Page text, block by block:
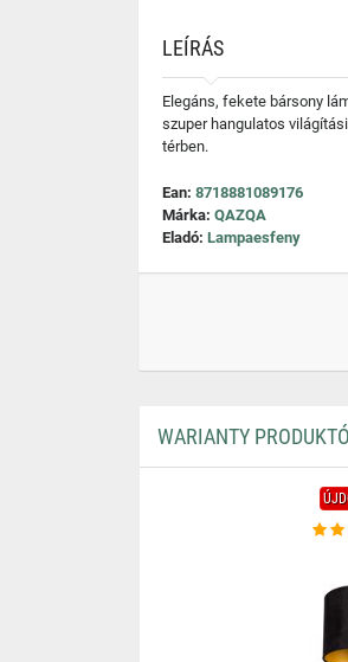
LEÍRÁS
Elegáns, fekete bársony
szuper hangulatos
térben.
Ean: 8718881089176
Márka: QAZQA
Eladó: Lampaesfeny
WARIANTY